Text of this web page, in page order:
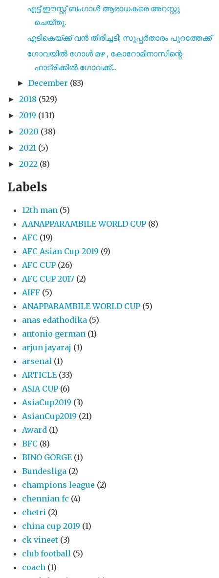
എട്ട് ഈസ്റ്റ് ബംഗാൾ ആരാധകരെ അറസ്റ്റു
ചെയ്തു.
എടികെയ്ക്ക് വൻ തിരിച്ചടി; സൂപ്പർതാരം പുറത്തേക്ക്
ഗോവയിൽ ഗോൾ മഴ , കോറോമിനാസിന്റെ
ഹാട്രിക്കിൽ ഗോവക്ക്...
►December (83)
► 2018 (529)
► 2019 (131)
► 2020 (38)
► 2021 (5)
► 2022 (8)
Labels
12th man (5)
AANAPPARAMBILE WORLD CUP (8)
AFC (19)
AFC Asian Cup 2019 (9)
AFC CUP (26)
AFC CUP 2017 (2)
AIFF (5)
ANAPPARAMBILE WORLD CUP (5)
anas edathodika (5)
antonio german (1)
arjun jayaraj (1)
arsenal (1)
ARTICLE (33)
ASIA CUP (6)
AsiaCup2019 (3)
AsianCup2019 (21)
Award (1)
BFC (8)
BINO GORGE (1)
Bundesliga (2)
champions league (2)
chennian fc (4)
chetri (2)
china cup 2019 (1)
ck vineet (3)
club football (5)
coach (1)